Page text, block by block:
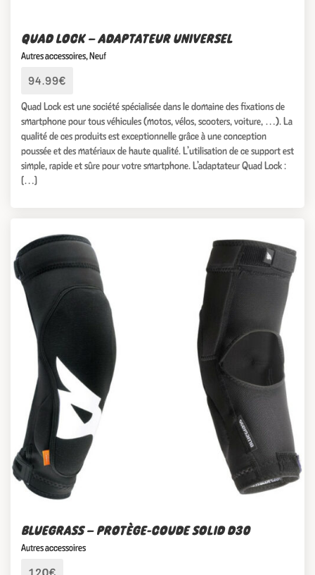
QUAD LOCK – ADAPTATEUR UNIVERSEL
Autres accessoires,Neuf
94.99€
Quad Lock est une société spécialisée dans le domaine des fixations de
smartphone pour tous véhicules (motos, vélos, scooters, voiture, …). La
qualité de ces produits est exceptionnelle grâce à une conception
poussée et des matériaux de haute qualité. L’utilisation de ce support est
simple, rapide et sûre pour votre smartphone. L’adaptateur Quad Lock :
[…]
BLUEGRASS – PROTÈGE-COUDE SOLID D30
Autres accessoires
120€